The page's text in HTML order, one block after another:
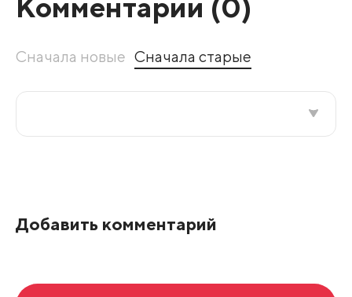
Комментарии (0)
Сначала новые Сначала старые
Добавить комментарий